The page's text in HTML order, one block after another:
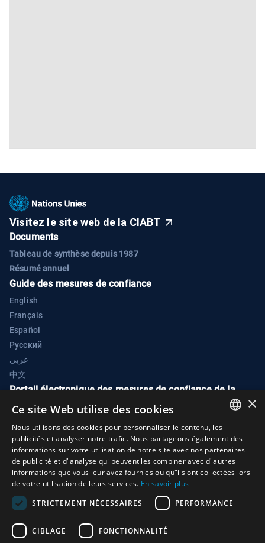
Visitez le site web de la CIABT
Documents
Tableau de synthèse depuis 1987
Résumé annuel
Guide des mesures de confiance
English
Français
Español
Русский
عربي
中文
Portail électronique des mesures de confiance de la
CIABT
l’interdiction des armes biologiques et à toxines
Palais des Nations
1211 Genève 10
Suisse
Téléphone:+41 (0)22 917 2230
ENGLISH
ARABIC
FRENCH
×
Ce site Web utilise des cookies
Nous utilisons des cookies pour personnaliser le contenu, les
publicités et analyser notre trafic. Nous partageons également des
informations sur votre utilisation de notre site avec nos partenaires
de publicité et d"analyse qui peuvent les combiner avec d"autres
informations que vous leur avez fournies ou qu"ils ont collectées lors
de votre utilisation de leurs services. En savoir plus
STRICTEMENT NÉCESSAIRES
PERFORMANCE
CIBLAGE FONCTIONNALITÉ